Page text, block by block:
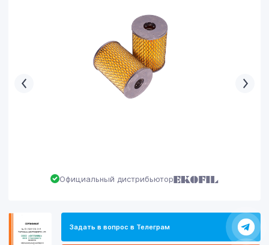
Официальный дистрибьютор
Задать в вопрос в Телеграм